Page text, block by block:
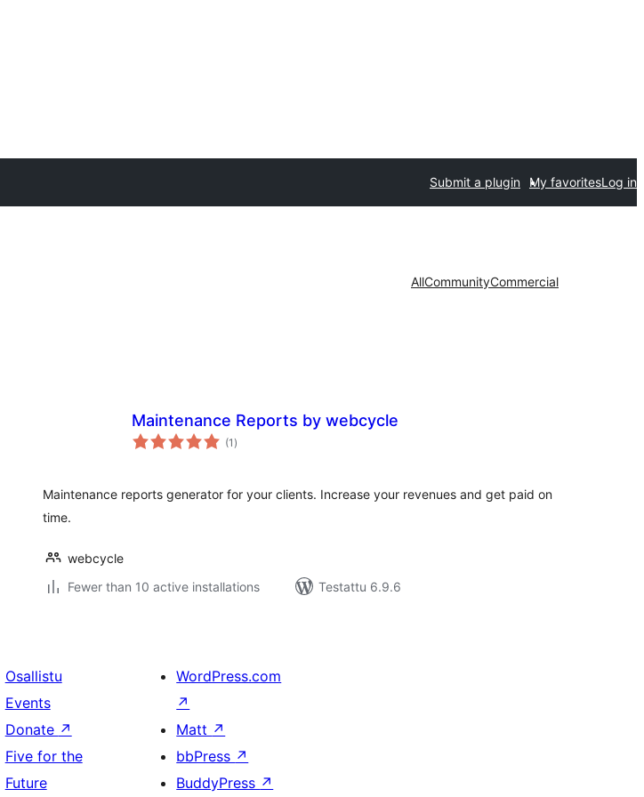
Submit a plugin My favoritesLog in
AllCommunityCommercial
Maintenance Reports by webcycle
(1 arvosanat
yhteensä
)
Maintenance reports generator for your clients. Increase your revenues and get paid on
time.
webcycle
Fewer than 10 active installations
Testattu 6.9.6
Osallistu
Events
Donate ↗
Five for the
Future
WordPress.com
↗
Matt ↗
bbPress ↗
BuddyPress ↗